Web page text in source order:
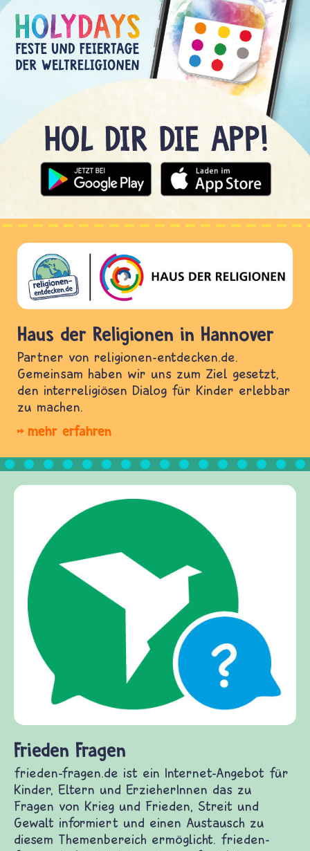
Haus der Religionen in Hannover
Partner von religionen-entdecken.de.
Gemeinsam haben wir uns zum Ziel gesetzt,
den interreligiösen Dialog für Kinder erlebbar
zu machen.
mehr erfahren
Frieden Fragen
frieden-fragen.de ist ein Internet-Angebot für
Kinder, Eltern und ErzieherInnen das zu
Fragen von Krieg und Frieden, Streit und
Gewalt informiert und einen Austausch zu
diesem Themenbereich ermöglicht. frieden-